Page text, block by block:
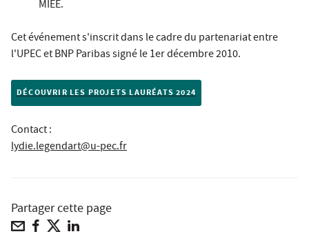
MIEE.
Cet événement s'inscrit dans le cadre du partenariat entre
l'UPEC et BNP Paribas signé le 1er décembre 2010.
DÉCOUVRIR LES PROJETS LAURÉATS 2024
Contact :
lydie.legendart@u-pec.fr
Partager cette page